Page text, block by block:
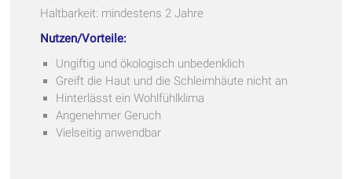
Haltbarkeit: mindestens 2 Jahre
Nutzen/Vorteile:
Ungiftig und ökologisch unbedenklich
Greift die Haut und die Schleimhäute nicht an
Hinterlässt ein Wohlfühlklima
Angenehmer Geruch
Vielseitig anwendbar